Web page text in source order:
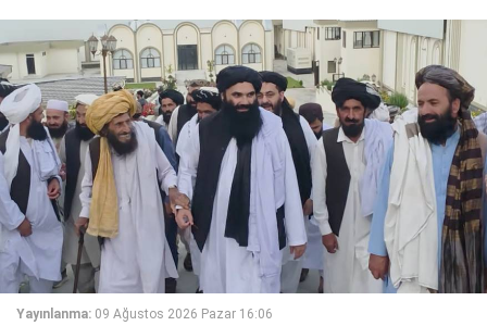
Yayınlanma: 09 Ağustos 2026 Pazar 16:06